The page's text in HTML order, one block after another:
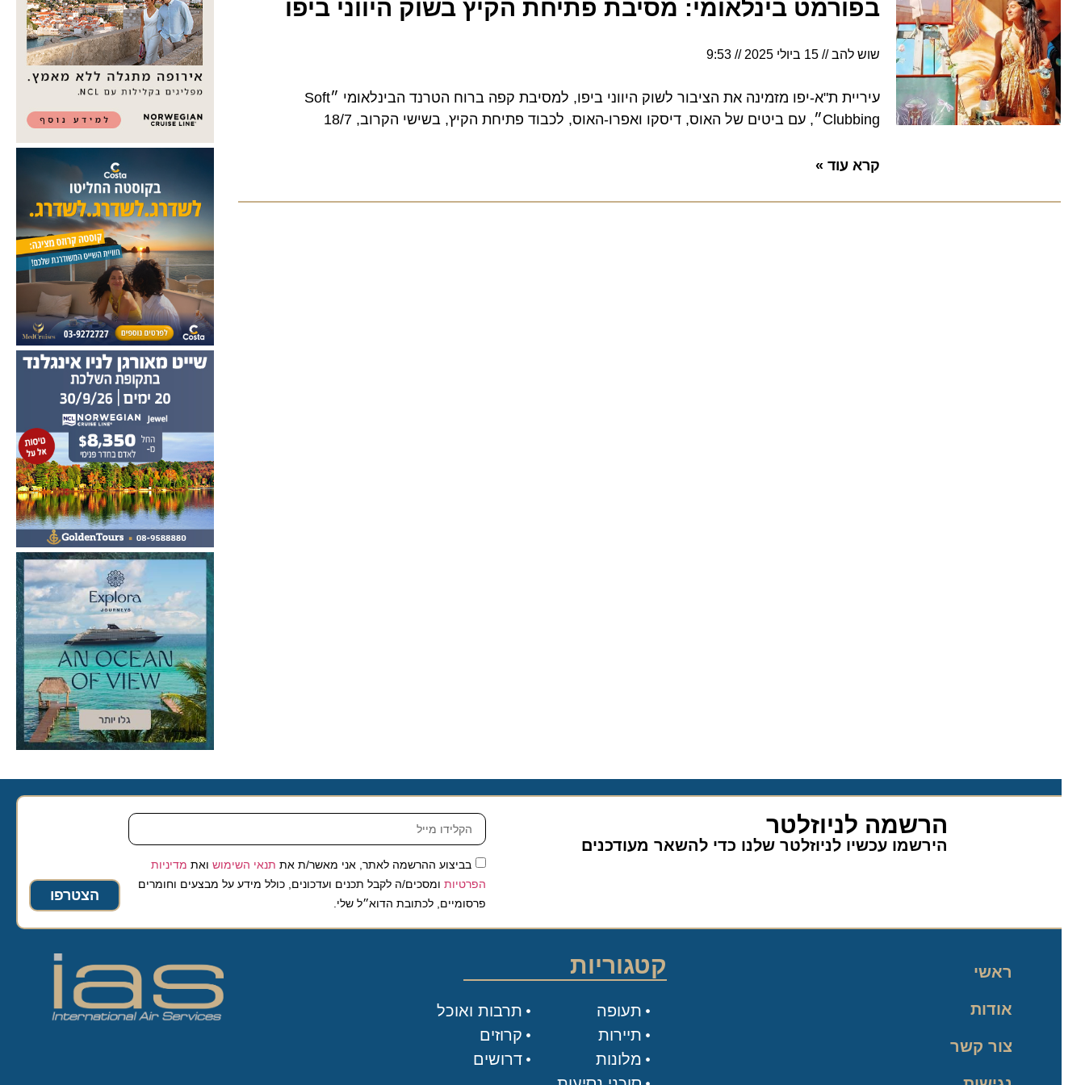
בפורמט בינלאומי: מסיבת פתיחת הקיץ בשוק היווני ביפו
שוש להב 15 ביולי 2025 9:53
עיריית ת"א-יפו מזמינה את הציבור לשוק היווני ביפו, למסיבת קפה ברוח הטרנד הבינלאומי ״Soft
Clubbing״, עם ביטים של האוס, דיסקו ואפרו-האוס, לכבוד פתיחת הקיץ, בשישי הקרוב, 18/7
קרא עוד »
הרשמה לניוזלטר
הירשמו עכשיו לניוזלטר שלנו כדי להשאר מעודכנים
בביצוע ההרשמה לאתר, אני מאשר/ת אתתנאי השימושואת מדיניות
הפרטיותומסכים/ה לקבל תכנים ועדכונים, כולל מידע על מבצעים וחומרים
פרסומיים, לכתובת הדוא״ל שלי.
הצטרפו
ראשי
אודות
צור קשר
קטגוריות
תעופה
תיירות
מלונות
תרבות ואוכל
קרוזים
דרושים